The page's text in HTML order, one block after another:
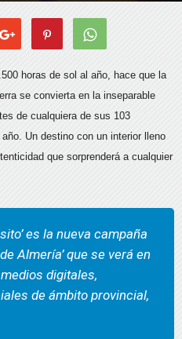
horas de sol al año, hace que la
se convierta en la inseparable
de cualquiera de sus 103
Un destino con un interior lleno
que sorprenderá a cualquier
es la nueva campaña
Almería’ que se verá en
digitales,
de ámbito provincial,